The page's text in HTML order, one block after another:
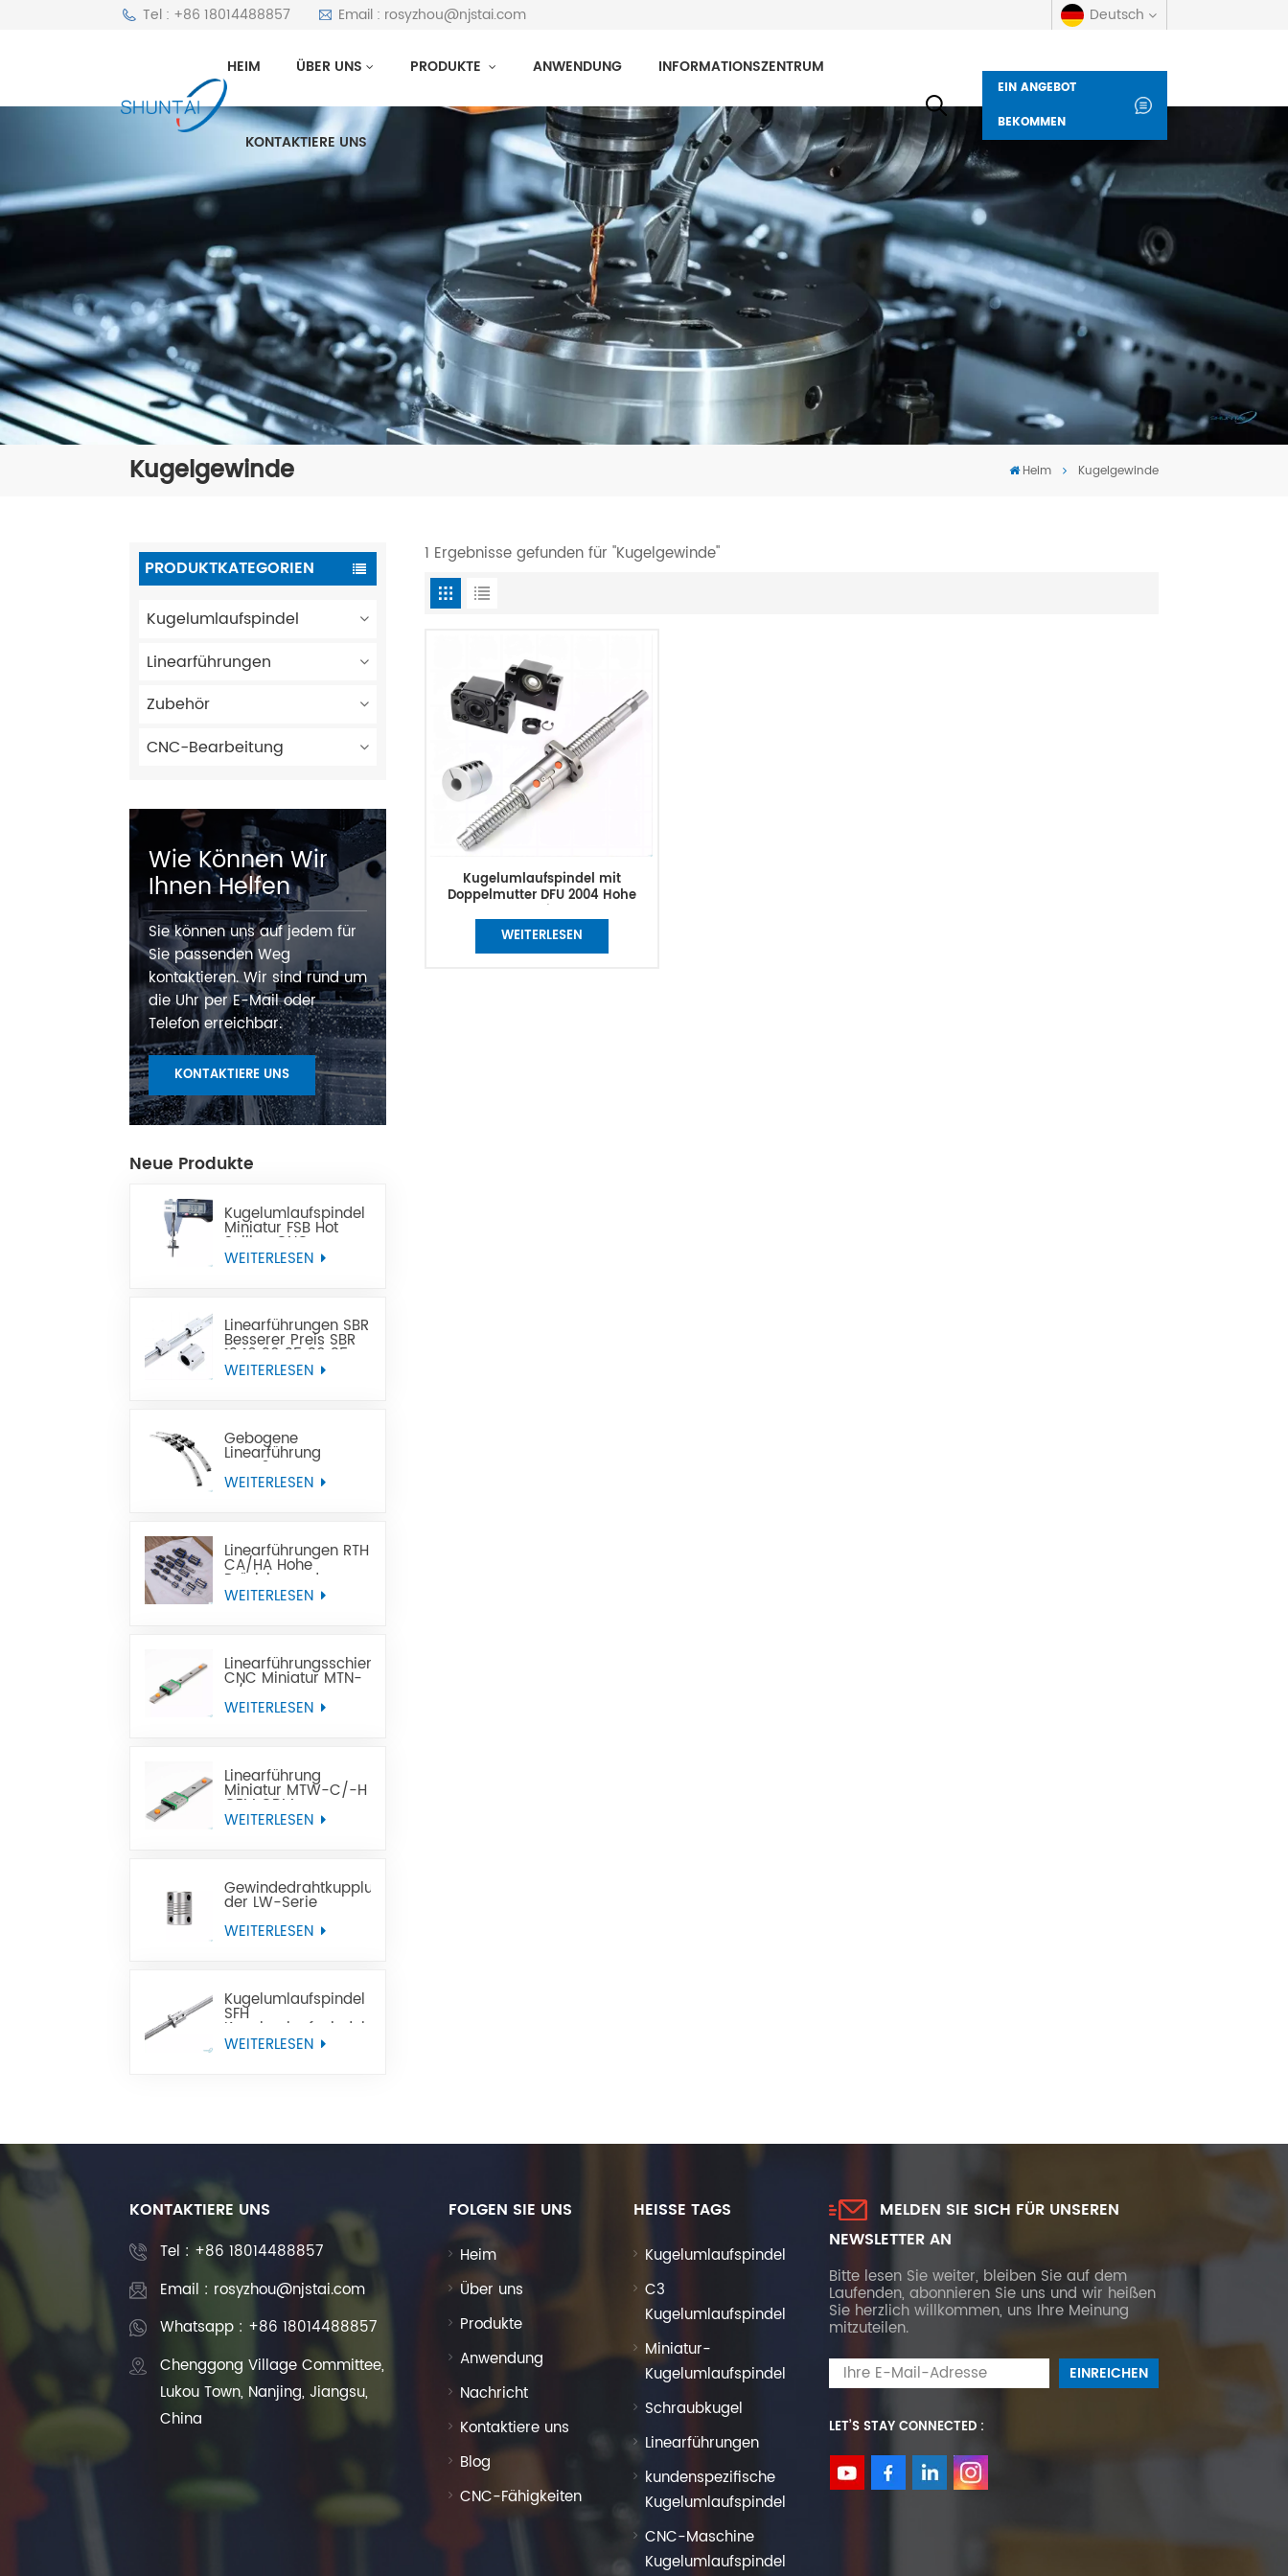
Tel : +86 18014488857 Email : rosyzhou@njstai.com Deutsch
русский
español
العربية
Deutsch
italiano
français
Indonesia
HEIM ÜBER UNS PRODUKTE ANWENDUNG INFORMATIONSZENTRUM
KONTAKTIERE UNS
EIN ANGEBOT
BEKOMMEN
Kugelgewinde Heim Kugelgewinde
PRODUKTKATEGORIEN
Kugelumlaufspindel
Linearführungen
Zubehör
CNC-Bearbeitung
Wie Können Wir
Ihnen Helfen
Sie können uns auf jedem für
Sie passenden Weg
kontaktieren. Wir sind rund um
die Uhr per E-Mail oder
Telefon erreichbar.
KONTAKTIERE UNS
Neue Produkte
Kugelumlaufspindel
Miniatur FSB Hot
Selling CNC
Präzisions-Miniatur-
Kugelgewindespindel
WEITERLESEN
Linearführungen SBR
Besserer Preis SBR
12 16 20 25 30 35
40 50
WEITERLESEN
Gebogene
Linearführung
GGY16 OEM-
Kundendienst, CNC-
Linearführungen
WEITERLESEN
Linearführungen RTH
CA/HA Hohe
Präzision und
erschwinglicher
Preis
WEITERLESEN
Linearführungsschiene
CNC Miniatur MTN-
C/-H OEM ODM
WEITERLESEN
Linearführung
Miniatur MTW-C/-H
OEM ODM
WEITERLESEN
Gewindedrahtkupplung
der LW-Serie
WEITERLESEN
Kugelumlaufspindel
SFH
Kugelumlaufspindel
mit Linksgewinde für
CNC-
WEITERLESEN
1 Ergebnisse gefunden für "Kugelgewinde"
Kugelumlaufspindel mit
Doppelmutter DFU 2004 Hohe
WEITERLESEN
KONTAKTIERE UNS
Tel : +86 18014488857
Email : rosyzhou@njstai.com
Whatsapp : +86 18014488857
Chenggong Village Committee,
Lukou Town, Nanjing, Jiangsu,
China
FOLGEN SIE UNS
Heim
Über uns
Produkte
Anwendung
Nachricht
Kontaktiere uns
Blog
CNC-Fähigkeiten
HEISSE TAGS
Kugelumlaufspindel
C3
Kugelumlaufspindel
Miniatur-
Kugelumlaufspindel
Schraubkugel
Linearführungen
kundenspezifische
Kugelumlaufspindel
CNC-Maschine
Kugelumlaufspindel
MELDEN SIE SICH FÜR UNSEREN
NEWSLETTER AN
Bitte lesen Sie weiter, bleiben Sie auf dem
Laufenden, abonnieren Sie uns und wir heißen
Sie herzlich willkommen, uns Ihre Meinung
mitzuteilen.
LET’S STAY CONNECTED :